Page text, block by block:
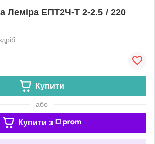
Леміра ЕПТ2Ч-Т 2-2.5 / 220
Купити
або
Купити з